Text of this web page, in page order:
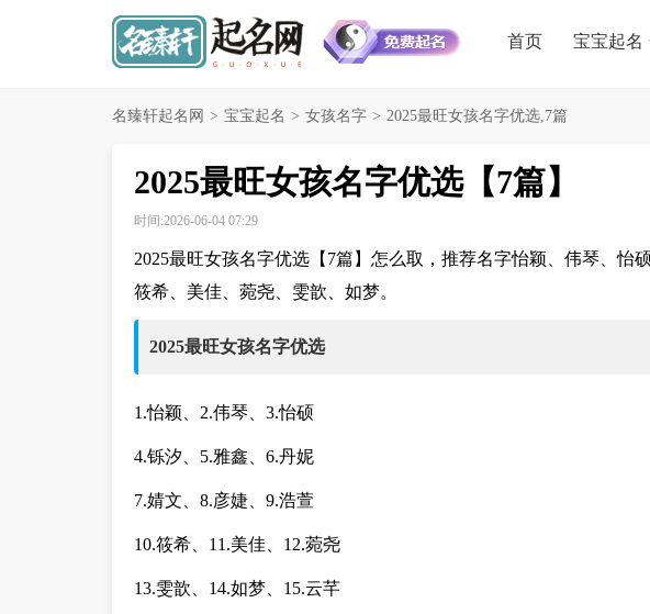
首页 宝宝起名
名臻轩起名网 > 宝宝起名 > 女孩名字 > 2025最旺女孩名字优选,7篇
2025最旺女孩名字优选【7篇】
时间:2026-06-04 07:29
2025最旺女孩名字优选【7篇】怎么取，推荐名字怡颖、伟琴、怡
筱希、美佳、菀尧、雯歆、如梦。
2025最旺女孩名字优选
1.怡颖、2.伟琴、3.怡硕
4.铄汐、5.雅鑫、6.丹妮
7.婧文、8.彦婕、9.浩萱
10.筱希、11.美佳、12.菀尧
13.雯歆、14.如梦、15.云芊